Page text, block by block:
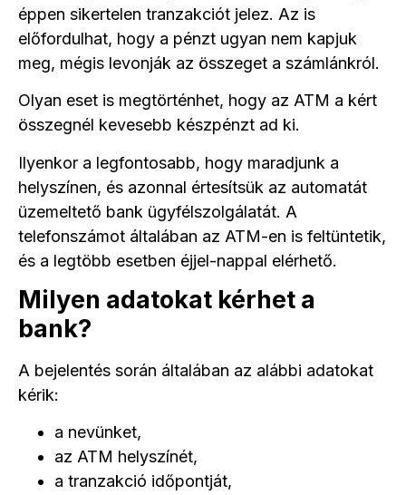
éppen sikertelen tranzakciót jelez. Az is
előfordulhat, hogy a pénzt ugyan nem kapjuk
meg, mégis levonják az összeget a számlánkról.
Olyan eset is megtörténhet, hogy az ATM a kért
összegnél kevesebb készpénzt ad ki.
Ilyenkor a legfontosabb, hogy maradjunk a
helyszínen, és azonnal értesítsük az automatát
üzemeltető bank ügyfélszolgálatát. A
telefonszámot általában az ATM-en is feltüntetik,
és a legtöbb esetben éjjel-nappal elérhető.
Milyen adatokat kérhet a
bank?
A bejelentés során általában az alábbi adatokat
kérik:
a nevünket,
az ATM helyszínét,
a tranzakció időpontját,